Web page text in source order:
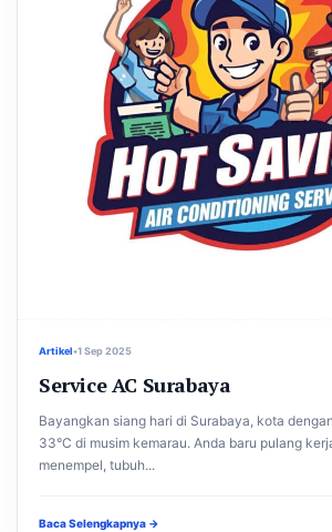
Artikel•1 Sep 2025
Service AC Surabaya
Bayangkan siang hari di Surabaya, kota
33°C di musim kemarau. Anda baru pulang
menempel, tubuh...
Baca Selengkapnya →